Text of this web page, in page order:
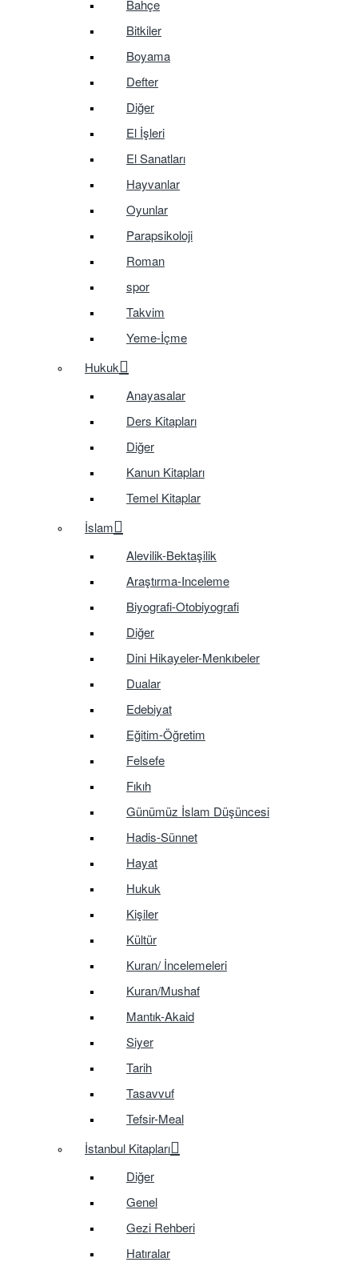
Bahçe
Bitkiler
Boyama
Defter
Diğer
El İşleri
El Sanatları
Hayvanlar
Oyunlar
Parapsikoloji
Roman
spor
Takvim
Yeme-İçme
Hukuk
Anayasalar
Ders Kitapları
Diğer
Kanun Kitapları
Temel Kitaplar
İslam
Alevilik-Bektaşilik
Araştırma-Inceleme
Biyografi-Otobiyografi
Diğer
Dini Hikayeler-Menkıbeler
Dualar
Edebiyat
Eğitim-Öğretim
Felsefe
Fıkıh
Günümüz İslam Düşüncesi
Hadis-Sünnet
Hayat
Hukuk
Kişiler
Kültür
Kuran/ İncelemeleri
Kuran/Mushaf
Mantık-Akaid
Siyer
Tarih
Tasavvuf
Tefsir-Meal
İstanbul Kitapları
Diğer
Genel
Gezi Rehberi
Hatıralar